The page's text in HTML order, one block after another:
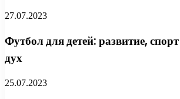
27.07.2023
Футбол для детей: развитие,
дух
25.07.2023